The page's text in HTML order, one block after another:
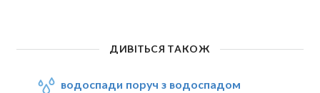
ДИВІТЬСЯ ТАКОЖ
водоспади поруч з водоспадом